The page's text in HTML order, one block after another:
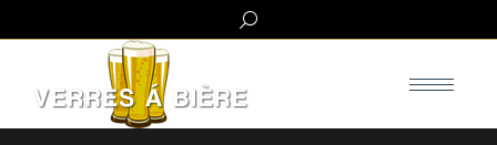
Search: